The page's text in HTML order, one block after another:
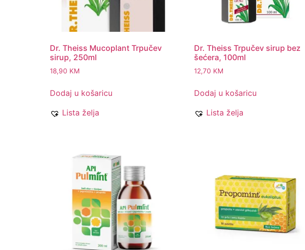
Dr. Theiss Mucoplant Trpučev
sirup, 250ml
18,90 KM
Dodaj u košaricu
Lista želja
Dr. Theiss Trpučev sirup bez
šećera, 100ml
12,70 KM
Dodaj u košaricu
Lista želja